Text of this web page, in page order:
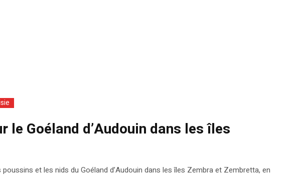
le Goéland d’Audouin dans les îles
et les nids du Goéland d’Audouin dans les îles Zembra et Zembretta, en